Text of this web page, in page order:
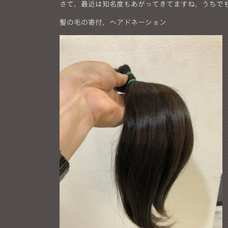
さて、最近は知名度もあがってきてますね、うちで
髪の毛の寄付、ヘアドネーション